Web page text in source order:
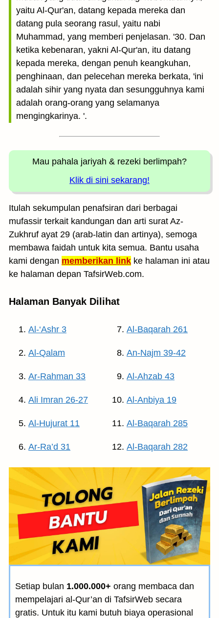
yaitu Al-Qur'an, datang kepada mereka dan
datang pula seorang rasul, yaitu nabi
Muhammad, yang memberi penjelasan. '30. Dan
ketika kebenaran, yakni Al-Qur'an, itu datang
kepada mereka, dengan penuh keangkuhan,
penghinaan, dan pelecehan mereka berkata, 'ini
adalah sihir yang nyata dan sesungguhnya kami
adalah orang-orang yang selamanya
mengingkarinya. '.
Mau pahala jariyah & rezeki berlimpah?
Klik di sini sekarang!
Itulah sekumpulan penafsiran dari berbagai
mufassir terkait kandungan dan arti surat Az-
Zukhruf ayat 29 (arab-latin dan artinya), semoga
membawa faidah untuk kita semua. Bantu usaha
kami dengan memberikan link ke halaman ini atau
ke halaman depan TafsirWeb.com.
Halaman Banyak Dilihat
Al-‘Ashr 3
Al-Qalam
Ar-Rahman 33
Ali Imran 26-27
Al-Hujurat 11
Ar-Ra’d 31
Al-Baqarah 261
An-Najm 39-42
Al-Ahzab 43
Al-Anbiya 19
Al-Baqarah 285
Al-Baqarah 282
Setiap bulan 1.000.000+ orang membaca dan
mempelajari al-Qur’an di TafsirWeb secara
gratis. Untuk itu kami butuh biaya operasional